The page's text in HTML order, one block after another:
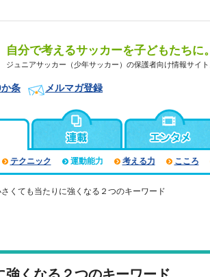
自分で考えるサッカーを子どもたちに。
ジュニアサッカー（少年サッカー）の保護者向け情報サイト
条 メルマガ登録
テクニック 運動能力 考える力 こころ
くても当たりに強くなる２つのキーワード